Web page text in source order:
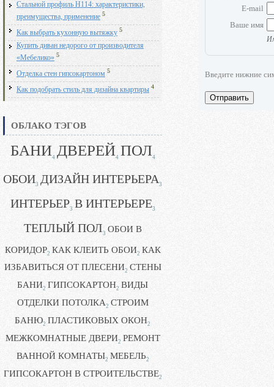
Стальной профиль Н114: характеристики,
преимущества, применение 5
Как выбрать кухонную вытяжку 5
Купить диван недорого от производителя
«Мебелико» 5
Отделка стен гипсокартоном 5
Как подобрать стиль для дизайна квартиры 4
ОБЛАКО ТЭГОВ
БАНИ4 ДВЕРЕЙ4 ПОЛ4
ОБОИ3 ДИЗАЙН ИНТЕРЬЕРА3
ИНТЕРЬЕР3 В ИНТЕРЬЕРЕ3
ТЕПЛЫЙ ПОЛ3 ОБОИ В
КОРИДОР2 КАК КЛЕИТЬ ОБОИ2 КАК
ИЗБАВИТЬСЯ ОТ ПЛЕСЕНИ2 СТЕНЫ
БАНИ2 ГИПСОКАРТОН2 ВИДЫ
ОТДЕЛКИ ПОТОЛКА2 СТРОИМ
БАНЮ2 ПЛАСТИКОВЫХ ОКОН2
МЕЖКОМНАТНЫЕ ДВЕРИ2 РЕМОНТ
ВАННОЙ КОМНАТЫ2 МЕБЕЛЬ2
ГИПСОКАРТОН В СТРОИТЕЛЬСТВЕ2
E-mail
Ваше имя
Введите нижние
Отправить